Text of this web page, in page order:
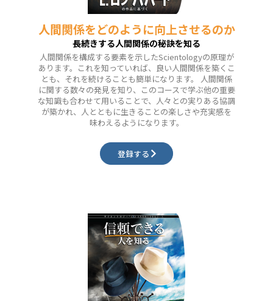
人間関係をどのように向上させるのか
長続きする人間関係の秘訣を知る
人間関係を構成する要素を示したScientologyの原理が
あります。これを知っていれば、良い人間関係を築くこ
とも、それを続けることも簡単になります。 人間関係
に関する数々の発見を知り、このコースで学ぶ他の重要
な知識も合わせて用いることで、人々との実りある協調
が築かれ、人とともに生きることの楽しさや充実感を
味わえるようになります。
登録する